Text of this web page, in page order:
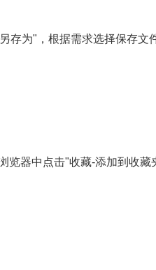
存为"，根据需求选择保存文
览器中点击"收藏-添加到收